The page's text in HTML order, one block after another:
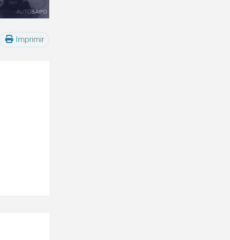
Imprimir